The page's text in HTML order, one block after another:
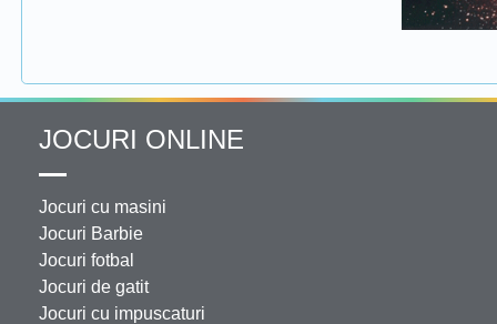
JOCURI ONLINE
Jocuri cu masini
Jocuri Barbie
Jocuri fotbal
Jocuri de gatit
Jocuri cu impuscaturi